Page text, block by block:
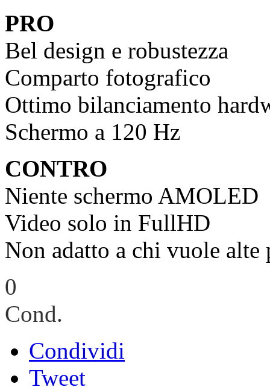
PRO
Bel design e robustezza
Comparto fotografico
Ottimo bilanciamento
Schermo a 120 Hz
CONTRO
Niente schermo AMOLED
Video solo in FullHD
Non adatto a chi vuole alte
0
Cond.
Condividi
Tweet